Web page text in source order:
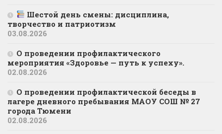
Шестой день смены: дисциплина,
творчество и патриотизм
03.08.2026
О проведении профилактического
мероприятия «Здоровье — путь к успеху».
02.08.2026
О проведении профилактической беседы в
лагере дневного пребывания МАОУ СОШ № 27
города Тюмени
02.08.2026